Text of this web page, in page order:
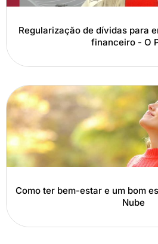
Regularização de dívidas para
financeiro - O
Como ter bem-estar e um bom
Nube